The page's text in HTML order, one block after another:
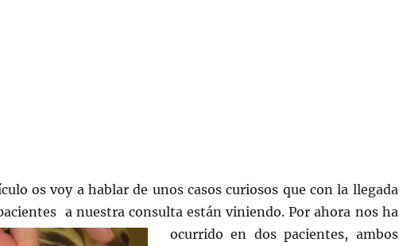
os voy a hablar de unos casos curiosos que con la llegada
a nuestra consulta están viniendo. Por ahora nos ha
ocurrido en dos pacientes, ambos